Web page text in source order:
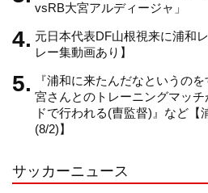
vsRB大宮アルディージャ」
元日本代表DF山根視来に浦和
レー集動画あり】
『浦和に来たんだなというの
宮さんとのトレーニングマッ
ドで行われる(曺監督)』など【
(8/2)】
サッカーニュース